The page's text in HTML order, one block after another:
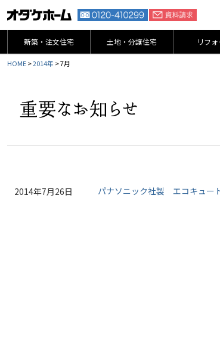
新築・注文住宅 土地・分譲住宅 リフ
HOME>2014年 > 7月
2014年7月26日 パナソニック社製 エコキュー